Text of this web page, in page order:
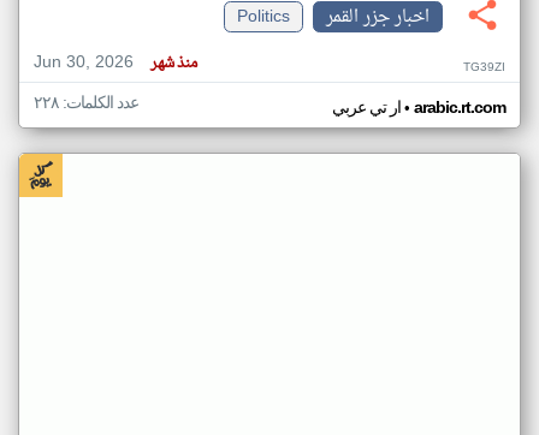
اخبار جزر القمر
Politics
Jun 30, 2026
منذ شهر TG39ZI
ار تي عربي• arabic.rt.com عدد الكلمات: ٢٢٨